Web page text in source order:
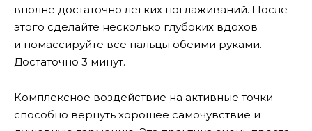
вполне достаточно легких поглаживаний. После
этого сделайте несколько глубоких вдохов
и помассируйте все пальцы обеими руками.
Достаточно 3 минут.
Комплексное воздействие на активные точки
способно вернуть хорошее самочувствие и